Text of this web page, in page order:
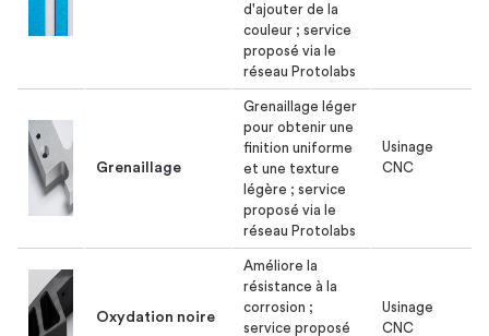
d'ajouter de la
couleur ; service
proposé via le
réseau Protolabs
Grenaillage
Grenaillage léger
pour obtenir une
finition uniforme
et une texture
légère ; service
proposé via le
réseau Protolabs
Usinage
CNC
Oxydation noire
Améliore la
résistance à la
corrosion ;
service proposé
Usinage
CNC